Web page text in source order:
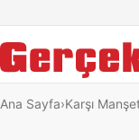
Ana Sayfa Karşı